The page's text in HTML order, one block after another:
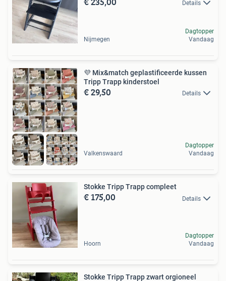
Details
Nijmegen
Dagtopper
Vandaag
💜 Mix&match geplastificeerde kussen
Tripp Trapp kinderstoel
€ 29,50 Details
Valkenswaard
Dagtopper
Vandaag
Stokke Tripp Trapp compleet
€ 175,00 Details
Hoorn
Dagtopper
Vandaag
Stokke Tripp Trapp zwart orgioneel